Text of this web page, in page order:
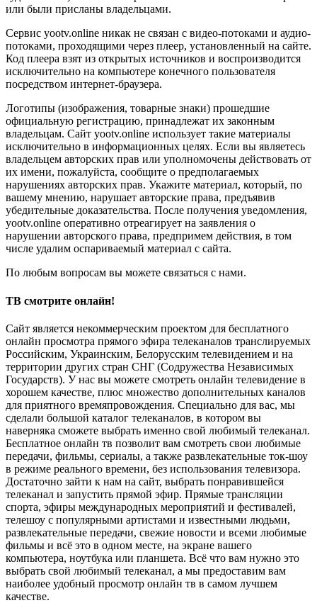
или были присланы владельцами.
Сервис yootv.online никак не связан с видео-потоками и аудио-
потоками, проходящими через плеер, установленный на сайте.
Код плеера взят из открытых источников и воспроизводится
исключительно на компьютере конечного пользователя
посредством интернет-браузера.
Логотипы (изображения, товарные знаки) прошедшие
официальную регистрацию, принадлежат их законным
владельцам. Сайт yootv.online использует такие материалы
исключительно в информационных целях. Если вы являетесь
владельцем авторских прав или уполномочены действовать от
их имени, пожалуйста, сообщите о предполагаемых
нарушениях авторских прав. Укажите материал, который, по
вашему мнению, нарушает авторские права, предъявив
убедительные доказательства. После получения уведомления,
yootv.online оперативно отреагирует на заявления о
нарушении авторского права, предпримем действия, в том
числе удалим оспариваемый материал с сайта.
По любым вопросам вы можете связаться с нами.
ТВ смотрите онлайн!
Сайт является некоммерческим проектом для бесплатного
онлайн просмотра прямого эфира телеканалов транслируемых
Российским, Украинским, Белорусским телевидением и на
территории других стран СНГ (Содружества Независимых
Государств). У нас вы можете смотреть онлайн телевидение в
хорошем качестве, плюс множество дополнительных каналов
для приятного времяпровождения. Специально для вас, мы
сделали большой каталог телеканалов, в котором вы
наверняка сможете выбрать именно свой любимый телеканал.
Бесплатное онлайн тв позволит вам смотреть свои любимые
передачи, фильмы, сериалы, а также развлекательные ток-шоу
в режиме реального времени, без использования телевизора.
Достаточно зайти к нам на сайт, выбрать понравившейся
телеканал и запустить прямой эфир. Прямые трансляции
спорта, эфиры международных мероприятий и фестивалей,
телешоу с популярными артистами и известными людьми,
развлекательные передачи, свежие новости и всеми любимые
фильмы и всё это в одном месте, на экране вашего
компьютера, ноутбука или планшета. Всё что вам нужно это
выбрать свой любимый телеканал, а мы предоставим вам
наиболее удобный просмотр онлайн тв в самом лучшем
качестве.